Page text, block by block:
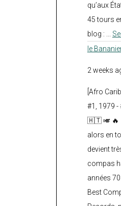
qu’aux
45 tours
blog :
le
2 weeks
[Afro
#1, 1979 -
🇭🇹 🎺 🔥
alors en
devient
compas
années
Best